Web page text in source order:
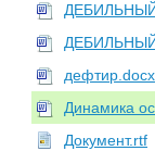
дефтир.docx
Динамика
Документ.rtf